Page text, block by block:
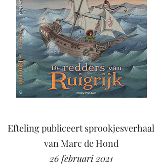
Efteling publiceert sprookjesverhaal
van Marc de Hond
26 februari 2021